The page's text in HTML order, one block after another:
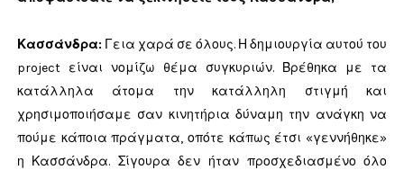
Κασσάνδρα: Γεια χαρά σε όλους. Η δημιουργία αυτού του
project είναι νομίζω θέμα συγκυριών. Βρέθηκα με τα
κατάλληλα άτομα την κατάλληλη στιγμή και
χρησιμοποιήσαμε σαν κινητήρια δύναμη την ανάγκη να
πούμε κάποια πράγματα, οπότε κάπως έτσι «γεννήθηκε»
η Κασσάνδρα. Σίγουρα δεν ήταν προσχεδιασμένο όλο